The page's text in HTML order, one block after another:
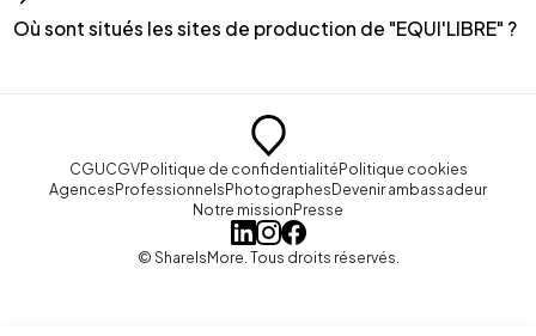
Où sont situés les sites de production de "EQUI'LIBRE" ?
CGUCGVPolitique de confidentialitéPolitique cookies
AgencesProfessionnelsPhotographesDevenir ambassadeur
Notre missionPresse
© ShareIsMore. Tous droits réservés.